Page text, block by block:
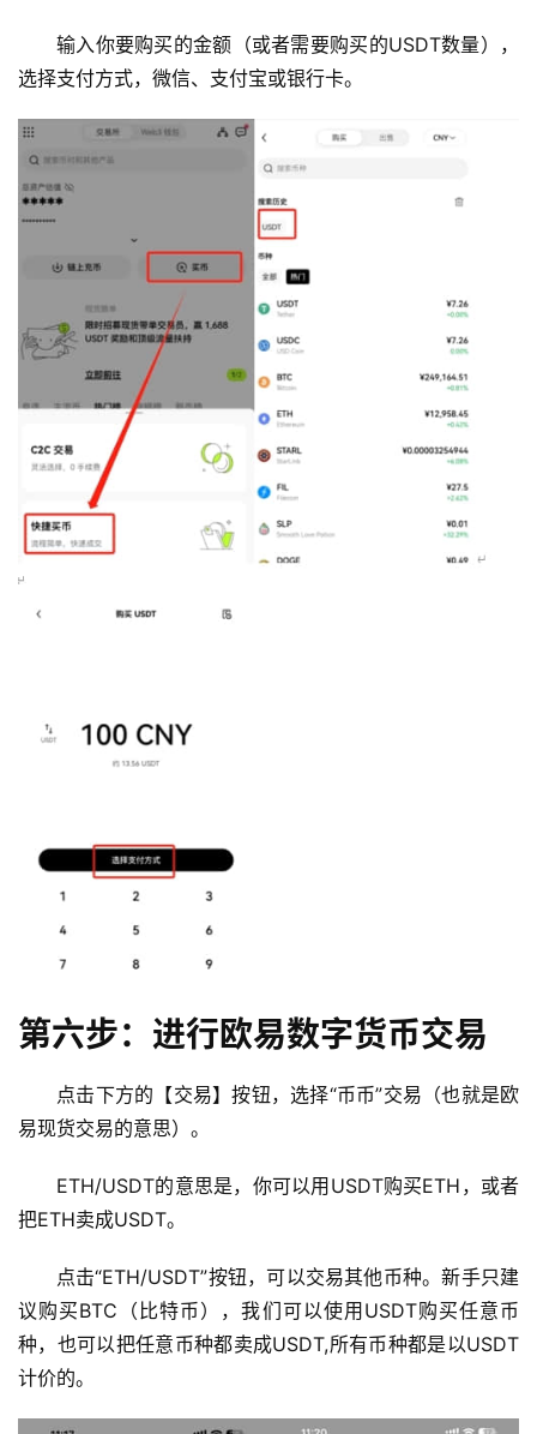
行
析
圈
问
题
输入你要购买的金额（或者需要购买的USDT数量），
选择支付方式，微信、支付宝或银行卡。
第六步：进行欧易数字货币交易
点击下方的【交易】按钮，选择“币币”交易（也就是欧
易现货交易的意思）。
ETH/USDT的意思是，你可以用USDT购买ETH，或者
把ETH卖成USDT。
点击“ETH/USDT”按钮，可以交易其他币种。新手只建
议购买BTC（比特币），我们可以使用USDT购买任意币
种，也可以把任意币种都卖成USDT,所有币种都是以USDT
计价的。